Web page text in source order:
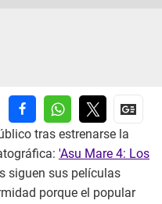
tras estrenarse la
'Asu Mare 4: Los
siguen sus películas
porque el popular